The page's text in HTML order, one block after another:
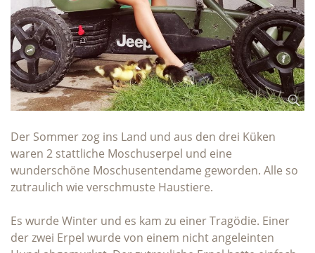
Der Sommer zog ins Land und aus den drei Küken
waren 2 stattliche Moschuserpel und eine
wunderschöne Moschusentendame geworden. Alle so
zutraulich wie verschmuste Haustiere.
Es wurde Winter und es kam zu einer Tragödie. Einer
der zwei Erpel wurde von einem nicht angeleinten